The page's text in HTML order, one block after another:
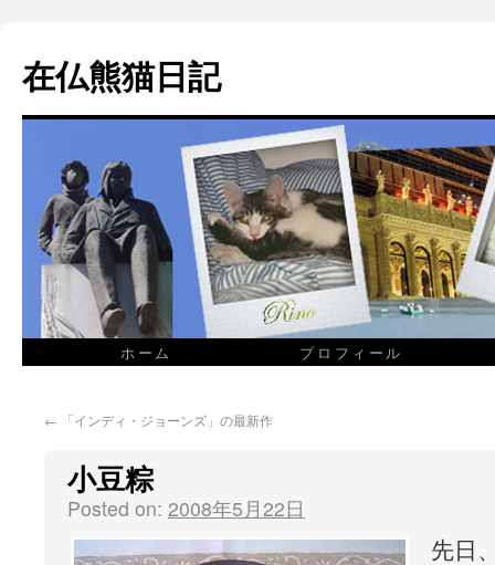
在仏熊猫日記
ホーム プロフィール
← 「インディ・ジョーンズ」の最新作
小豆粽
Posted on: 2008年5月22日
先日